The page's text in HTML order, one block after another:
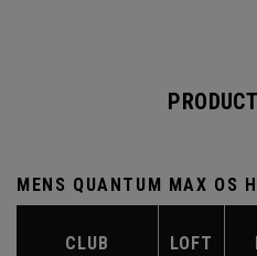
MENS QUANTUM MAX OS
CLUB LOFT